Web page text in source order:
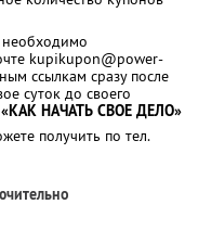
необходимо
kupikupon@power-
ссылкам сразу после
суток до своего
«КАК НАЧАТЬ СВОЕ ДЕЛО»
получить по тел.